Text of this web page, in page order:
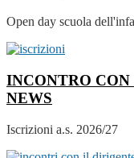
Open day scuola
INCONTRO
NEWS
Iscrizioni a.s. 2026/27